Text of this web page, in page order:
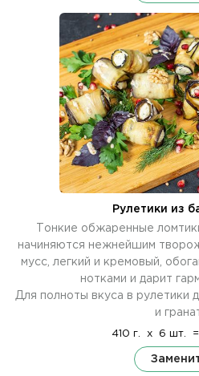
Рулетики из
Тонкие обжаренные
начиняются нежнейшим
мусс, легкий и кремовый,
нотками и дарит
Для полноты вкуса в рулетики
и
410 г. x 6 шт. =